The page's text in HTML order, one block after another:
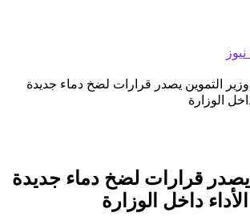
وزير التموين يصدر قرارات لضخ دماء جديدة
الوزارة
يصدر قرارات لضخ دماء جديدة
داخل الوزارة